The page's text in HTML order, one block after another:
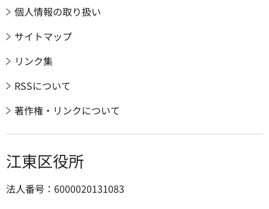
個人情報の取り扱い
サイトマップ
リンク集
RSSについて
著作権・リンクについて
江東区役所
法人番号：6000020131083